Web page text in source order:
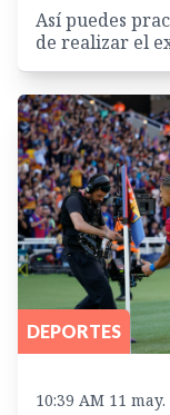
Así puedes
de realizar el
DEPORTES
10:39 AM 11 may.